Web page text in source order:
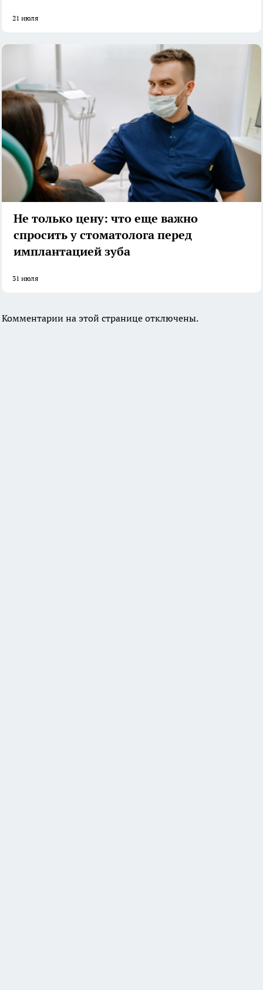
21 июля
Не только цену: что еще важно
спросить у стоматолога перед
имплантацией зуба
31 июля
Комментарии на этой странице отключены.